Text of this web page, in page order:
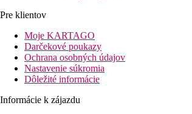
Pre klientov
Moje KARTAGO
Darčekové poukazy
Ochrana osobných údajov
Nastavenie súkromia
Dôležité informácie
Informácie k zájazdu